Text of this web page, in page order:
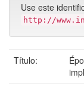
Use este
http://
Título: